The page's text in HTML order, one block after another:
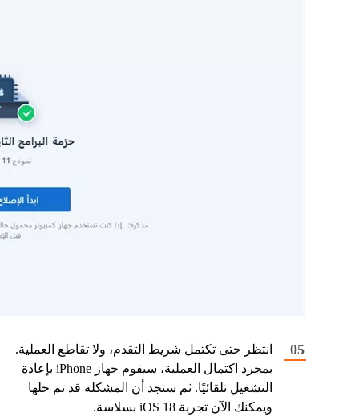
انتظر حتى تكتمل شريط التقدم، ولا تقاطع العملية.
بمجرد اكتمال العملية، سيقوم جهاز iPhone بإعادة
التشغيل تلقائيًا. ثم ستجد أن المشكلة قد تم حلها
ويمكنك الآن تجربة iOS 18 بسلاسة.